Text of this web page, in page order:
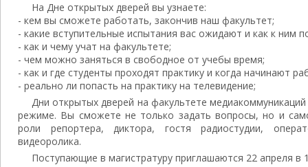
На Дне открытых дверей вы узнаете:
- кем вы сможете работать, закончив наш факультет;
- какие вступительные испытания вас ожидают и как к ним
- как и чему учат на факультете;
- чем можно заняться в свободное от учебы время;
- как и где студенты проходят практику и когда начинают
- реально ли попасть на практику на телевидение;
Дни открытых дверей на факультете
режиме. Вы сможете не только задать вопросы, но и
роли репортера, диктора, гостя радиостудии,
видеоролика.
Поступающие в магистратуру приглашаются 22 апреля в